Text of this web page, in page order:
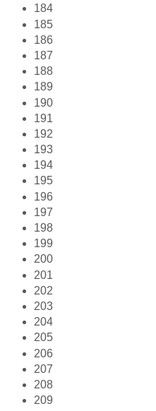
184
185
186
187
188
189
190
191
192
193
194
195
196
197
198
199
200
201
202
203
204
205
206
207
208
209